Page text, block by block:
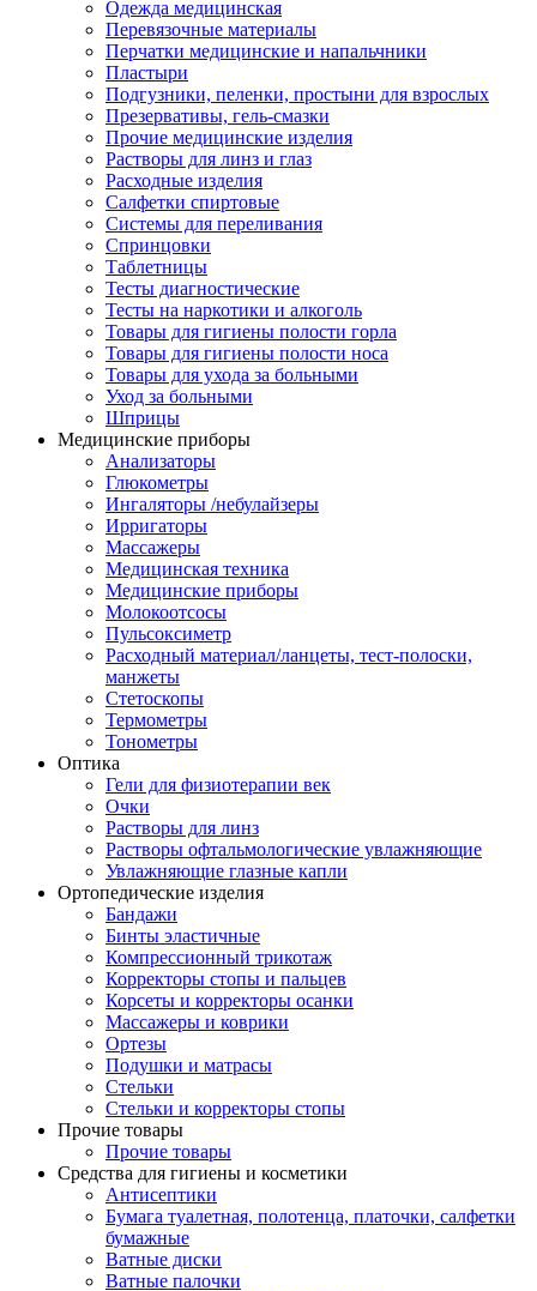
Одежда медицинская
Перевязочные материалы
Перчатки медицинские и напальчники
Пластыри
Подгузники, пеленки, простыни для взрослых
Презервативы, гель-смазки
Прочие медицинские изделия
Растворы для линз и глаз
Расходные изделия
Салфетки спиртовые
Системы для переливания
Спринцовки
Таблетницы
Тесты диагностические
Тесты на наркотики и алкоголь
Товары для гигиены полости горла
Товары для гигиены полости носа
Товары для ухода за больными
Уход за больными
Шприцы
Медицинские приборы
Анализаторы
Глюкометры
Ингаляторы /небулайзеры
Ирригаторы
Массажеры
Медицинская техника
Медицинские приборы
Молокоотсосы
Пульсоксиметр
Расходный материал/ланцеты, тест-полоски,
манжеты
Стетоскопы
Термометры
Тонометры
Оптика
Гели для физиотерапии век
Очки
Растворы для линз
Растворы офтальмологические увлажняющие
Увлажняющие глазные капли
Ортопедические изделия
Бандажи
Бинты эластичные
Компрессионный трикотаж
Корректоры стопы и пальцев
Корсеты и корректоры осанки
Массажеры и коврики
Ортезы
Подушки и матрасы
Стельки
Стельки и корректоры стопы
Прочие товары
Прочие товары
Средства для гигиены и косметики
Антисептики
Бумага туалетная, полотенца, платочки, салфетки
бумажные
Ватные диски
Ватные палочки